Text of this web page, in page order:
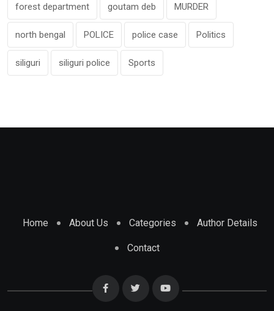
forest department goutam deb MURDER
north bengal POLICE police case Politics
siliguri siliguri police Sports
Home About Us Categories Author Details
Contact